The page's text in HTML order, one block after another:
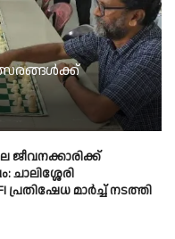
ജീവനക്കാരിക്ക്
ചാലിശ്ശേരി
പ്രതിഷേധ മാർച്ച് നടത്തി​